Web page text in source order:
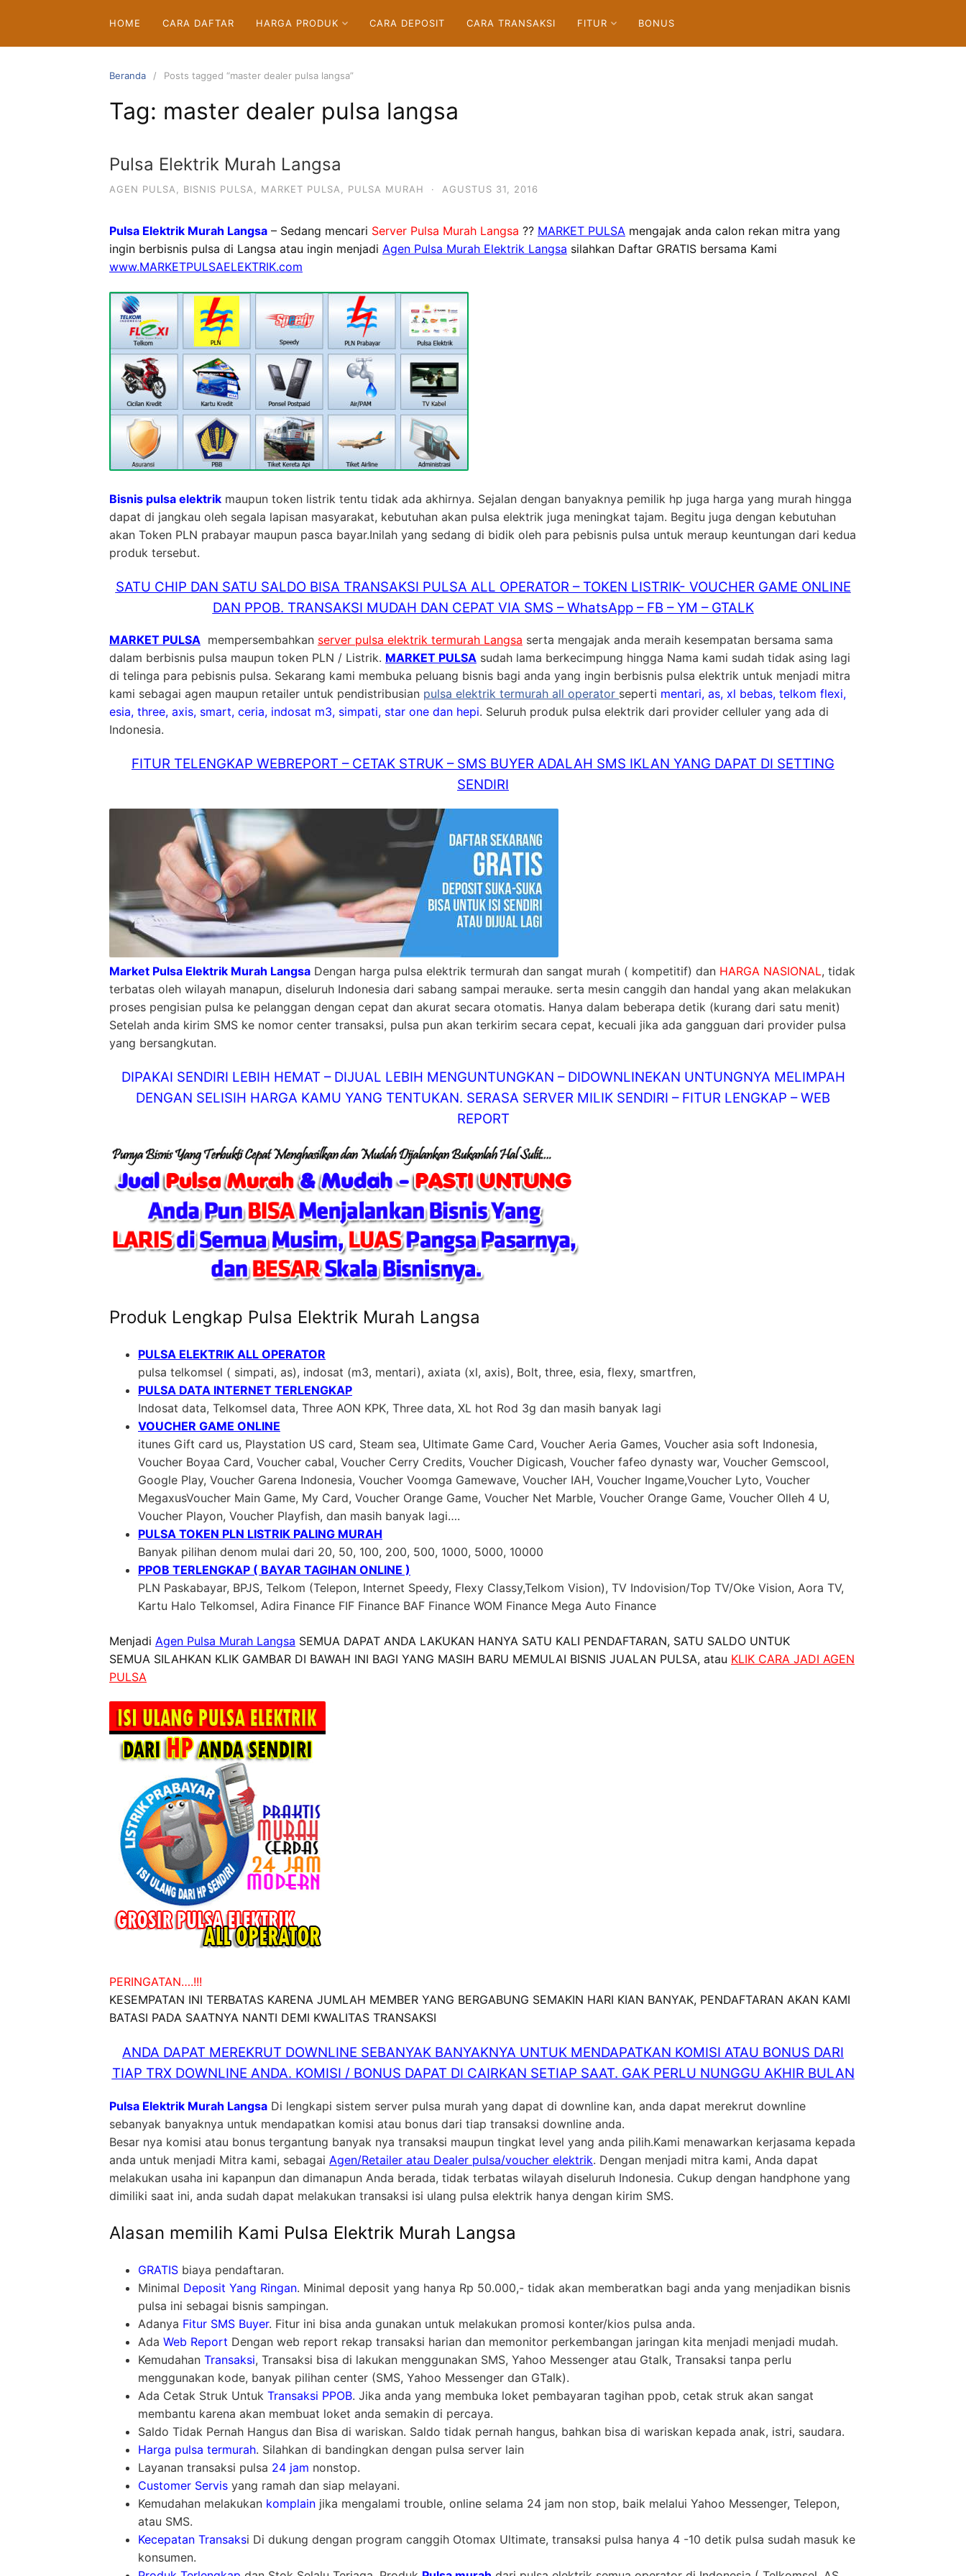
konten
HOME CARA DAFTAR HARGA PRODUK CARA DEPOSIT CARA TRANSAKSI FITUR BONUS
Beranda Posts tagged “master dealer pulsa langsa”
Tag: master dealer pulsa langsa
Pulsa Elektrik Murah Langsa
AGEN PULSA BISNIS PULSA MARKET PULSA PULSA MURAH · AGUSTUS 31, 2016
Pulsa Elektrik Murah Langsa – Sedang mencari Server Pulsa Murah Langsa ?? MARKET PULSA mengajak anda calon rekan mitra yang
ingin berbisnis pulsa di Langsa atau ingin menjadi Agen Pulsa Murah Elektrik Langsa silahkan Daftar GRATIS bersama Kami
www.MARKETPULSAELEKTRIK.com
Bisnis pulsa elektrik maupun token listrik tentu tidak ada akhirnya. Sejalan dengan banyaknya pemilik hp juga harga yang murah hingga
dapat di jangkau oleh segala lapisan masyarakat, kebutuhan akan pulsa elektrik juga meningkat tajam. Begitu juga dengan kebutuhan
akan Token PLN prabayar maupun pasca bayar.Inilah yang sedang di bidik oleh para pebisnis pulsa untuk meraup keuntungan dari kedua
produk tersebut.
SATU CHIP DAN SATU SALDO BISA TRANSAKSI PULSA ALL OPERATOR – TOKEN LISTRIK- VOUCHER GAME ONLINE
DAN PPOB. TRANSAKSI MUDAH DAN CEPAT VIA SMS – WhatsApp – FB – YM – GTALK
MARKET PULSA mempersembahkan server pulsa elektrik termurah Langsa serta mengajak anda meraih kesempatan bersama sama
dalam berbisnis pulsa maupun token PLN / Listrik. MARKET PULSA sudah lama berkecimpung hingga Nama kami sudah tidak asing lagi
di telinga para pebisnis pulsa. Sekarang kami membuka peluang bisnis bagi anda yang ingin berbisnis pulsa elektrik untuk menjadi mitra
kami sebagai agen maupun retailer untuk pendistribusian pulsa elektrik termurah all operator seperti mentari, as, xl bebas, telkom flexi,
esia, three, axis, smart, ceria, indosat m3, simpati, star one dan hepi. Seluruh produk pulsa elektrik dari provider celluler yang ada di
Indonesia.
FITUR TELENGKAP WEBREPORT – CETAK STRUK – SMS BUYER ADALAH SMS IKLAN YANG DAPAT DI SETTING
SENDIRI
Market Pulsa Elektrik Murah Langsa Dengan harga pulsa elektrik termurah dan sangat murah ( kompetitif) dan HARGA NASIONAL, tidak
terbatas oleh wilayah manapun, diseluruh Indonesia dari sabang sampai merauke. serta mesin canggih dan handal yang akan melakukan
proses pengisian pulsa ke pelanggan dengan cepat dan akurat secara otomatis. Hanya dalam beberapa detik (kurang dari satu menit)
Setelah anda kirim SMS ke nomor center transaksi, pulsa pun akan terkirim secara cepat, kecuali jika ada gangguan dari provider pulsa
yang bersangkutan.
DIPAKAI SENDIRI LEBIH HEMAT – DIJUAL LEBIH MENGUNTUNGKAN – DIDOWNLINEKAN UNTUNGNYA MELIMPAH
DENGAN SELISIH HARGA KAMU YANG TENTUKAN. SERASA SERVER MILIK SENDIRI – FITUR LENGKAP – WEB
REPORT
Produk Lengkap Pulsa Elektrik Murah Langsa
PULSA ELEKTRIK ALL OPERATOR
pulsa telkomsel ( simpati, as), indosat (m3, mentari), axiata (xl, axis), Bolt, three, esia, flexy, smartfren,
PULSA DATA INTERNET TERLENGKAP
Indosat data, Telkomsel data, Three AON KPK, Three data, XL hot Rod 3g dan masih banyak lagi
VOUCHER GAME ONLINE
itunes Gift card us, Playstation US card, Steam sea, Ultimate Game Card, Voucher Aeria Games, Voucher asia soft Indonesia,
Voucher Boyaa Card, Voucher cabal, Voucher Cerry Credits, Voucher Digicash, Voucher fafeo dynasty war, Voucher Gemscool,
Google Play, Voucher Garena Indonesia, Voucher Voomga Gamewave, Voucher IAH, Voucher Ingame,Voucher Lyto, Voucher
MegaxusVoucher Main Game, My Card, Voucher Orange Game, Voucher Net Marble, Voucher Orange Game, Voucher Olleh 4 U,
Voucher Playon, Voucher Playfish, dan masih banyak lagi….
PULSA TOKEN PLN LISTRIK PALING MURAH
Banyak pilihan denom mulai dari 20, 50, 100, 200, 500, 1000, 5000, 10000
PPOB TERLENGKAP ( BAYAR TAGIHAN ONLINE )
PLN Paskabayar, BPJS, Telkom (Telepon, Internet Speedy, Flexy Classy,Telkom Vision), TV Indovision/Top TV/Oke Vision, Aora TV,
Kartu Halo Telkomsel, Adira Finance FIF Finance BAF Finance WOM Finance Mega Auto Finance
Menjadi Agen Pulsa Murah Langsa SEMUA DAPAT ANDA LAKUKAN HANYA SATU KALI PENDAFTARAN, SATU SALDO UNTUK
SEMUA SILAHKAN KLIK GAMBAR DI BAWAH INI BAGI YANG MASIH BARU MEMULAI BISNIS JUALAN PULSA, atau KLIK CARA JADI AGEN
PULSA
PERINGATAN….!!!
KESEMPATAN INI TERBATAS KARENA JUMLAH MEMBER YANG BERGABUNG SEMAKIN HARI KIAN BANYAK, PENDAFTARAN AKAN KAMI
BATASI PADA SAATNYA NANTI DEMI KWALITAS TRANSAKSI
ANDA DAPAT MEREKRUT DOWNLINE SEBANYAK BANYAKNYA UNTUK MENDAPATKAN KOMISI ATAU BONUS DARI
TIAP TRX DOWNLINE ANDA. KOMISI / BONUS DAPAT DI CAIRKAN SETIAP SAAT. GAK PERLU NUNGGU AKHIR BULAN
Pulsa Elektrik Murah Langsa Di lengkapi sistem server pulsa murah yang dapat di downline kan, anda dapat merekrut downline
sebanyak banyaknya untuk mendapatkan komisi atau bonus dari tiap transaksi downline anda.
Besar nya komisi atau bonus tergantung banyak nya transaksi maupun tingkat level yang anda pilih.Kami menawarkan kerjasama kepada
anda untuk menjadi Mitra kami, sebagai Agen/Retailer atau Dealer pulsa/voucher elektrik. Dengan menjadi mitra kami, Anda dapat
melakukan usaha ini kapanpun dan dimanapun Anda berada, tidak terbatas wilayah diseluruh Indonesia. Cukup dengan handphone yang
dimiliki saat ini, anda sudah dapat melakukan transaksi isi ulang pulsa elektrik hanya dengan kirim SMS.
Alasan memilih Kami Pulsa Elektrik Murah Langsa
GRATIS biaya pendaftaran.
Minimal Deposit Yang Ringan. Minimal deposit yang hanya Rp 50.000,- tidak akan memberatkan bagi anda yang menjadikan bisnis
pulsa ini sebagai bisnis sampingan.
Adanya Fitur SMS Buyer. Fitur ini bisa anda gunakan untuk melakukan promosi konter/kios pulsa anda.
Ada Web Report Dengan web report rekap transaksi harian dan memonitor perkembangan jaringan kita menjadi menjadi mudah.
Kemudahan Transaksi, Transaksi bisa di lakukan menggunakan SMS, Yahoo Messenger atau Gtalk, Transaksi tanpa perlu
menggunakan kode, banyak pilihan center (SMS, Yahoo Messenger dan GTalk).
Ada Cetak Struk Untuk Transaksi PPOB. Jika anda yang membuka loket pembayaran tagihan ppob, cetak struk akan sangat
membantu karena akan membuat loket anda semakin di percaya.
Saldo Tidak Pernah Hangus dan Bisa di wariskan. Saldo tidak pernah hangus, bahkan bisa di wariskan kepada anak, istri, saudara.
Harga pulsa termurah. Silahkan di bandingkan dengan pulsa server lain
Layanan transaksi pulsa 24 jam nonstop.
Customer Servis yang ramah dan siap melayani.
Kemudahan melakukan komplain jika mengalami trouble, online selama 24 jam non stop, baik melalui Yahoo Messenger, Telepon,
atau SMS.
Kecepatan Transaksi Di dukung dengan program canggih Otomax Ultimate, transaksi pulsa hanya 4 -10 detik pulsa sudah masuk ke
konsumen.